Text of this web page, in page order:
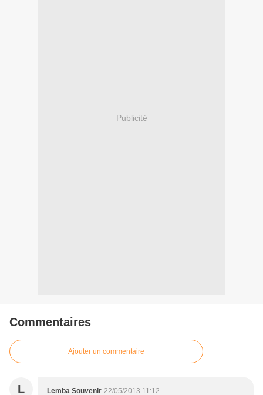
Publicité
Commentaires
Ajouter un commentaire
L Lemba Souvenir 22/05/2013 11:12